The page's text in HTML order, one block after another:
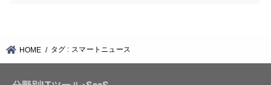
HOME タグ : スマートニュース